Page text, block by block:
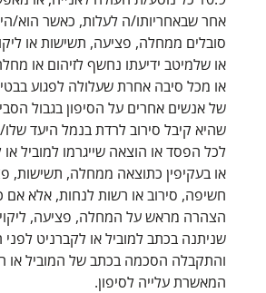
אחר שבאחריותו/ה לעלות, כאשר הוא/
סובלים ממחלה, פציעה, תשישות או
או שלמיטב ידיעתו נחשף לזיהום או
או מכל סיבה אחרת שעלולה לפגוע
של אנשים אחרים על הסיפון בגבול
שהיא קיבל סירוב לרדת בנמל היעד
לכל הפסד או הוצאה שייגרמו למוביל או
או בעקיפין כתוצאה ממחלה, תשישות,
חשיפה, סירוב או רשות לנחות, אלא
הצהרה מראש על המחלה, פציעה,
שניתנה בכתב למוביל או לקברניט לפני
והתקבלה הסכמה בכתב של המוביל או
המאשרת עלייה לסיפון.